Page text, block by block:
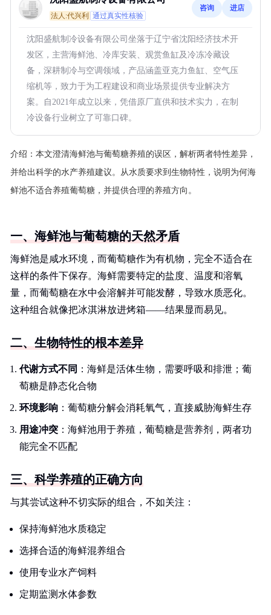
法人:代兴利 通过真实性核验
咨询 进店
沈阳盛航制冷设备有限公司坐落于辽宁省沈阳经济技术开
发区，主营海鲜池、冷库安装、观赏鱼缸及冷冻冷藏设
备，深耕制冷与空调领域，产品涵盖亚克力鱼缸、空气压
缩机等，致力于为工程建设和商业场景提供专业解决方
案。自2021年成立以来，凭借原厂直供和技术实力，在制
冷设备行业树立了可靠口碑。
介绍： 本文澄清海鲜池与葡萄糖养殖的误区，解析两者特性差异，
并给出科学的水产养殖建议。从水质要求到生物特性，说明为何海
鲜池不适合养殖葡萄糖，并提供合理的养殖方向。
一、海鲜池与葡萄糖的天然矛盾
海鲜池是咸水环境，而葡萄糖作为有机物，完全不适合在
这样的条件下保存。海鲜需要特定的盐度、温度和溶氧
量，而葡萄糖在水中会溶解并可能发酵，导致水质恶化。
这种组合就像把冰淇淋放进烤箱——结果显而易见。
二、生物特性的根本差异
代谢方式不同 ：海鲜是活体生物，需要呼吸和排泄；葡
萄糖是静态化合物
环境影响 ：葡萄糖分解会消耗氧气，直接威胁海鲜生存
用途冲突 ：海鲜池用于养殖，葡萄糖是营养剂，两者功
能完全不匹配
三、科学养殖的正确方向
与其尝试这种不切实际的组合，不如关注：
保持海鲜池水质稳定
选择合适的海鲜混养组合
使用专业水产饲料
定期监测水体参数